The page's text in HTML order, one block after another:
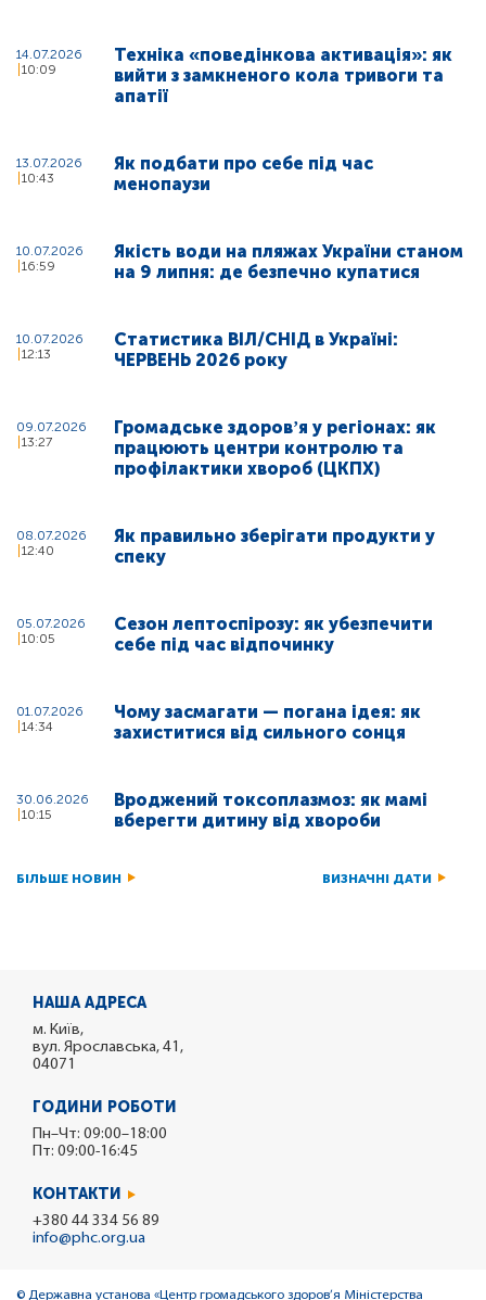
14.07.2026
10:09
Техніка «поведінкова активація»: як
вийти з замкненого кола тривоги та
апатії
13.07.2026
10:43
Як подбати про себе під час
менопаузи
10.07.2026
16:59
Якість води на пляжах України станом
на 9 липня: де безпечно купатися
10.07.2026
12:13
Статистика ВІЛ/СНІД в Україні:
ЧЕРВЕНЬ 2026 року
09.07.2026
13:27
Громадське здоровʼя у регіонах: як
працюють центри контролю та
профілактики хвороб (ЦКПХ)
08.07.2026
12:40
Як правильно зберігати продукти у
спеку
05.07.2026
10:05
Сезон лептоспірозу: як убезпечити
себе під час відпочинку
01.07.2026
14:34
Чому засмагати — погана ідея: як
захиститися від сильного сонця
30.06.2026
10:15
Вроджений токсоплазмоз: як мамі
вберегти дитину від хвороби
БІЛЬШЕ НОВИН ВИЗНАЧНІ ДАТИ
НАША АДРЕСА
м. Київ,
вул. Ярославська, 41,
04071
ГОДИНИ РОБОТИ
Пн–Чт: 09:00–18:00
Пт: 09:00-16:45
КОНТАКТИ
+380 44 334 56 89
info@phc.org.ua
© Державна установа «Центр громадського здоров’я Міністерства